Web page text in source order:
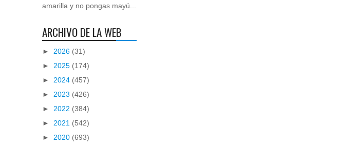
amarilla y no pongas mayú...
ARCHIVO DE LA WEB
► 2026 (31)
► 2025 (174)
► 2024 (457)
► 2023 (426)
► 2022 (384)
► 2021 (542)
► 2020 (693)